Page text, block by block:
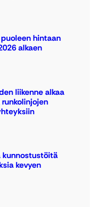
hintaan
alkaen
liikenne alkaa
kunnostustöitä
kevyen